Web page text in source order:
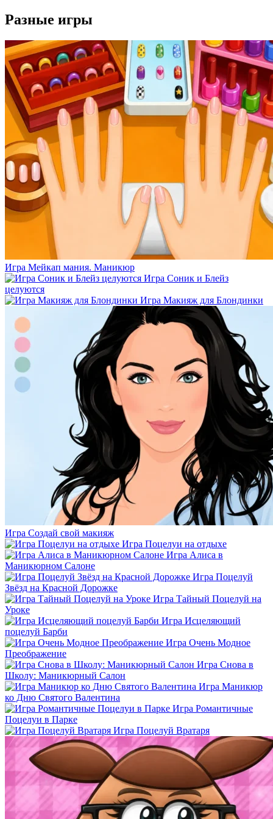
Разные игры
Игра Мейкап мания. Маникюр
Игра Соник и Блейз
целуются
Игра Макияж для Блондинки
Игра Создай свой макияж
Игра Поцелуи на отдыхе
Игра Алиса в
Маникюрном Салоне
Игра Поцелуй
Звёзд на Красной Дорожке
Игра Тайный Поцелуй на
Уроке
Игра Исцеляющий
поцелуй Барби
Игра Очень Модное
Преображение
Игра Снова в
Школу: Маникюрный Салон
Игра Маникюр
ко Дню Святого Валентина
Игра Романтичные
Поцелуи в Парке
Игра Поцелуй Вратаря